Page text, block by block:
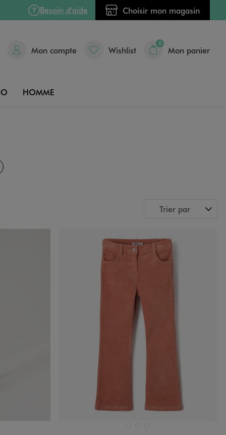
Besoin d'aide Choisir mon magasin
Mon compte Wishlist
0
Mon panier
HOMME
Trier par